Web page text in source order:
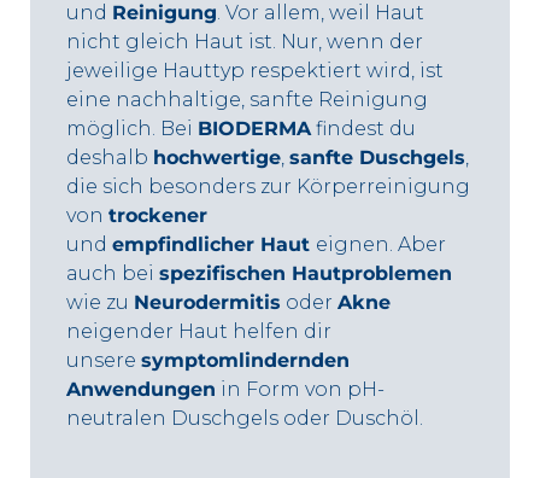
Partner Apotheke in Ihrer Nähe
und Reinigung. Vor allem, weil Haut
nicht gleich Haut ist. Nur, wenn der
jeweilige Hauttyp respektiert wird, ist
eine nachhaltige, sanfte Reinigung
möglich. Bei BIODERMAfindest du
deshalb hochwertige, sanfte Duschgels,
die sich besonders zur Körperreinigung
von trockener
und empfindlicher Haut eignen. Aber
auch bei spezifischen Hautproblemen
wie zu Neurodermitis oder Akne
neigender Haut helfen dir
unsere symptomlindernden
Anwendungen in Form von pH-
neutralen Duschgels oder Duschöl.